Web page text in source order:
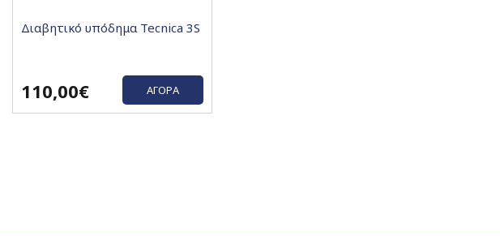
Διαβητικό υπόδημα Tecnica 3S
110,00€ ΑΓΟΡΆ